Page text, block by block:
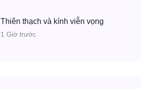
Thiên thạch và kính viễn vọng
1 Giờ trước